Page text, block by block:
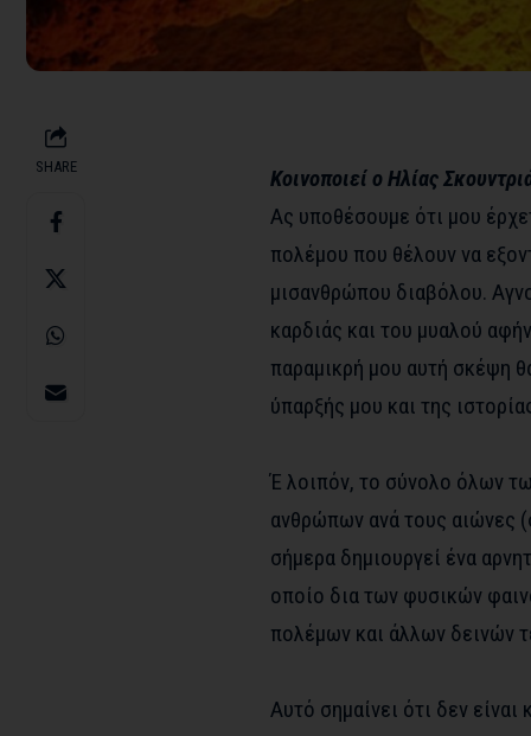
SHARE
Κοινοποιεί ο Ηλίας
Ας υποθέσουμε ότι μου
πολέμου που θέλουν να
μισανθρώπου διαβόλου.
καρδιάς και του μυαλού
παραμικρή μου αυτή σκέψη
ύπαρξής μου και της
Έ λοιπόν, το σύνολο όλων
ανθρώπων ανά τους αιώνες
σήμερα δημιουργεί ένα
οποίο δια των φυσικών
πολέμων και άλλων δεινών
Αυτό σημαίνει ότι δεν